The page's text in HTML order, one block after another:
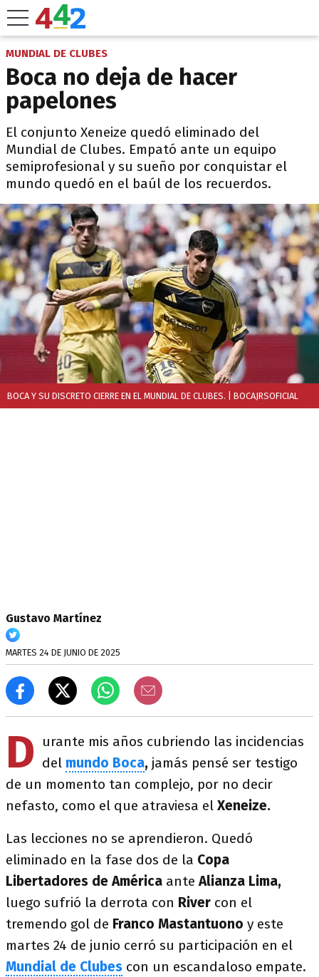
MUNDIAL DE CLUBES
Boca no deja de hacer
papelones
El conjunto Xeneize quedó eliminado del
Mundial de Clubes. Empató ante un equipo
semiprofesional y su sueño por conquistar el
mundo quedó en el baúl de los recuerdos.
BOCA Y SU DISCRETO CIERRE EN EL MUNDIAL DE CLUBES. | BOCAJRSOFICIAL
Gustavo Martínez
MARTES 24 DE JUNIO DE 2025
D
urante mis años cubriendo las incidencias
del mundo Boca, jamás pensé ser testigo
de un momento tan complejo, por no decir
nefasto, como el que atraviesa el Xeneize.
Las lecciones no se aprendieron. Quedó
eliminado en la fase dos de la Copa
Libertadores de América anteAlianza Lima,
luego sufrió la derrota con River con el
tremendo gol de Franco Mastantuono y este
martes 24 de junio cerró su participación en el
Mundial de Clubes con un escandaloso empate.